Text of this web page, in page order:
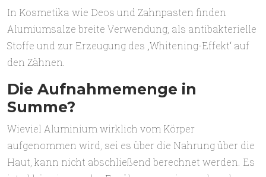
In Kosmetika wie Deos und Zahnpasten finden
Alumiumsalze breite Verwendung, als antibakterielle
Stoffe und zur Erzeugung des „Whitening-Effekt“ auf
den Zähnen.
Die Aufnahmemenge in
Summe?
Wieviel Aluminium wirklich vom Körper
aufgenommen wird, sei es über die Nahrung über die
Haut, kann nicht abschließend berechnet werden. Es